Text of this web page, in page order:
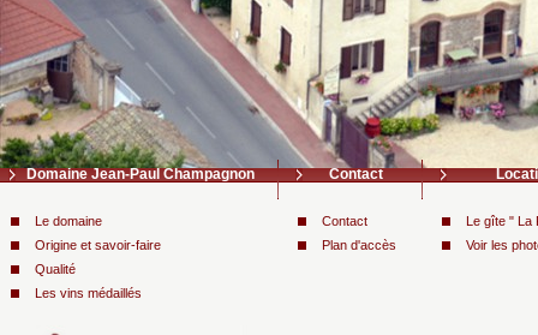
Domaine Jean-Paul Champagnon
Le domaine
Origine et savoir-faire
Qualité
Les vins médaillés
Contact
Contact
Plan d'accès
Le gîte " La
Voir les